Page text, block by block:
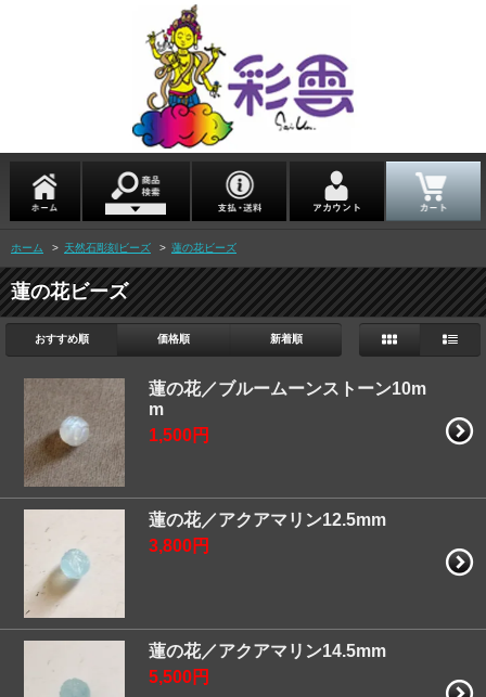
ホーム > 天然石彫刻ビーズ > 蓮の花ビーズ
蓮の花ビーズ
おすすめ順 価格順 新着順
蓮の花／ブルームーンストーン10m
m
1,500円
蓮の花／アクアマリン12.5mm
3,800円
蓮の花／アクアマリン14.5mm
5,500円